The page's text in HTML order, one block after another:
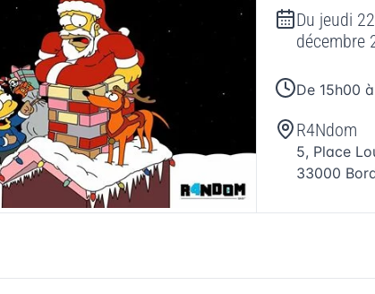
Du jeudi
décembre
De 15h00
R4Ndom
5, Place
33000